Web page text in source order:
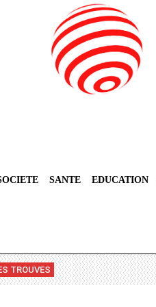
SANTE EDUCATION
TROUVES